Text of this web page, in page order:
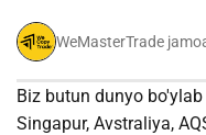
WeMasterTrade
Biz butun dunyo
Singapur, Avstraliya,